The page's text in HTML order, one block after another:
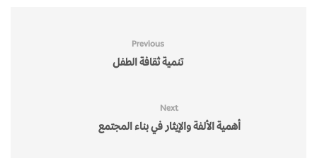
Previous
تنمية ثقافة الطفل
Next
أهمية الألفة والإيثار في بناء المجتمع